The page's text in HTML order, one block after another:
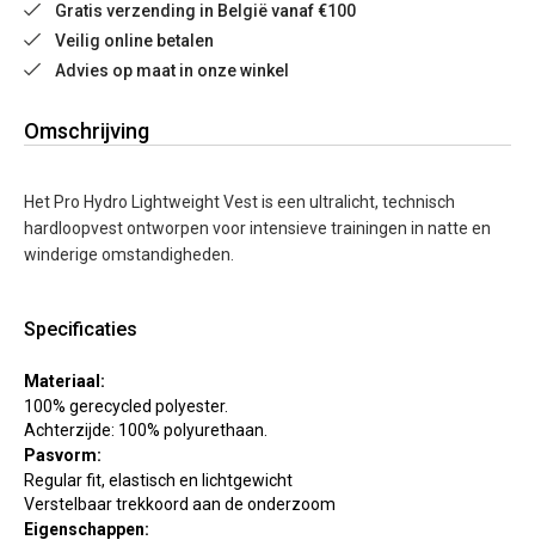
Gratis verzending in België vanaf €100
Veilig online betalen
Advies op maat in onze winkel
Omschrijving
Het Pro Hydro Lightweight Vest is een ultralicht, technisch
hardloopvest ontworpen voor intensieve trainingen in natte en
winderige omstandigheden.
Specificaties
Materiaal:
100% gerecycled polyester.
Achterzijde: 100% polyurethaan.
Pasvorm:
Regular fit, elastisch en lichtgewicht
Verstelbaar trekkoord aan de onderzoom
Eigenschappen: